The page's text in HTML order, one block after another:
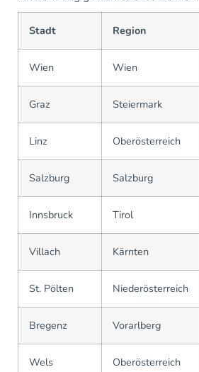
Stadt Region
Wien Wien
Graz Steiermark
Linz Oberösterreich
Salzburg Salzburg
Innsbruck Tirol
Villach Kärnten
St. Pölten Niederösterreich
Bregenz Vorarlberg
Wels Oberösterreich